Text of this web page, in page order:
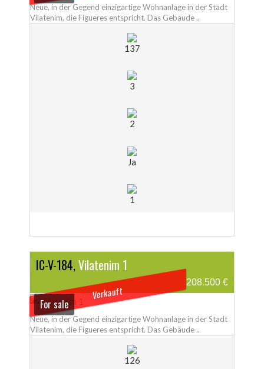
Neue, in der Gegend einzigartige Wohnanlage in der Stadt
Vilatenim, die Figueres entspricht. Das Gebäude ..
137
3
2
Ja
1
IC-V-184,Vilatenim 1
208.500 €
Verkauft
For sale
Neue, in der Gegend einzigartige Wohnanlage in der Stadt
Vilatenim, die Figueres entspricht. Das Gebäude ..
126